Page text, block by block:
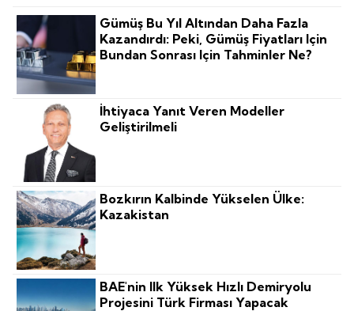
Gümüş Bu Yıl Altından Daha Fazla
Kazandırdı: Peki, Gümüş Fiyatları Için
Bundan Sonrası Için Tahminler Ne?
İhtiyaca Yanıt Veren Modeller
Geliştirilmeli
Bozkırın Kalbinde Yükselen Ülke:
Kazakistan
BAE'nin Ilk Yüksek Hızlı Demiryolu
Projesini Türk Firması Yapacak